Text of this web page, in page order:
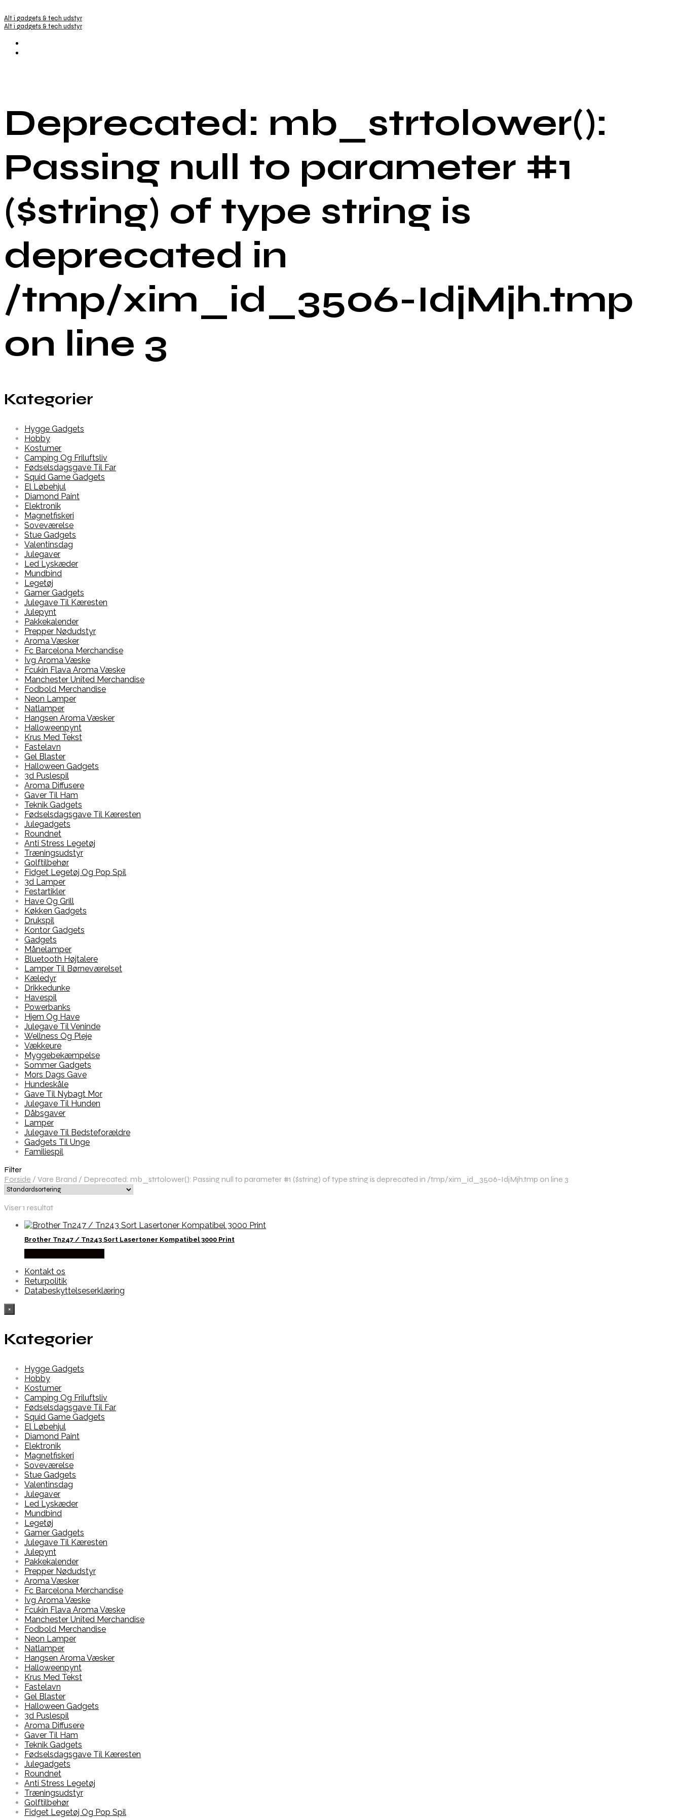
Alt i gadgets & tech udstyr
Alt i gadgets & tech udstyr
Deprecated: mb_strtolower():
Passing null to parameter #1
($string) of type string is
deprecated in
/tmp/xim_id_3506-IdjMjh.tmp
on line 3
Kategorier
Hygge Gadgets
Hobby
Kostumer
Camping Og Friluftsliv
Fødselsdagsgave Til Far
Squid Game Gadgets
El Løbehjul
Diamond Paint
Elektronik
Magnetfiskeri
Soveværelse
Stue Gadgets
Valentinsdag
Julegaver
Led Lyskæder
Mundbind
Legetøj
Gamer Gadgets
Julegave Til Kæresten
Julepynt
Pakkekalender
Prepper Nødudstyr
Aroma Væsker
Fc Barcelona Merchandise
Ivg Aroma Væske
Fcukin Flava Aroma Væske
Manchester United Merchandise
Fodbold Merchandise
Neon Lamper
Natlamper
Hangsen Aroma Væsker
Halloweenpynt
Krus Med Tekst
Fastelavn
Gel Blaster
Halloween Gadgets
3d Puslespil
Aroma Diffusere
Gaver Til Ham
Teknik Gadgets
Fødselsdagsgave Til Kæresten
Julegadgets
Roundnet
Anti Stress Legetøj
Træningsudstyr
Golftilbehør
Fidget Legetøj Og Pop Spil
3d Lamper
Festartikler
Have Og Grill
Køkken Gadgets
Drukspil
Kontor Gadgets
Gadgets
Månelamper
Bluetooth Højtalere
Lamper Til Børneværelset
Kæledyr
Drikkedunke
Havespil
Powerbanks
Hjem Og Have
Julegave Til Veninde
Wellness Og Pleje
Vækkeure
Myggebekæmpelse
Sommer Gadgets
Mors Dags Gave
Hundeskåle
Gave Til Nybagt Mor
Julegave Til Hunden
Dåbsgaver
Lamper
Julegave Til Bedsteforældre
Gadgets Til Unge
Familiespil
Filter
Forside / Vare Brand / Deprecated: mb_strtolower(): Passing null to parameter #1 ($string) of type string is deprecated in /tmp/xim_id_3506-IdjMjh.tmp on line 3
Viser 1 resultat
Brother Tn247 / Tn243 Sort Lasertoner Kompatibel 3000 Print
Kontakt os
Returpolitik
Databeskyttelseserklæring
×
Kategorier
Hygge Gadgets
Hobby
Kostumer
Camping Og Friluftsliv
Fødselsdagsgave Til Far
Squid Game Gadgets
El Løbehjul
Diamond Paint
Elektronik
Magnetfiskeri
Soveværelse
Stue Gadgets
Valentinsdag
Julegaver
Led Lyskæder
Mundbind
Legetøj
Gamer Gadgets
Julegave Til Kæresten
Julepynt
Pakkekalender
Prepper Nødudstyr
Aroma Væsker
Fc Barcelona Merchandise
Ivg Aroma Væske
Fcukin Flava Aroma Væske
Manchester United Merchandise
Fodbold Merchandise
Neon Lamper
Natlamper
Hangsen Aroma Væsker
Halloweenpynt
Krus Med Tekst
Fastelavn
Gel Blaster
Halloween Gadgets
3d Puslespil
Aroma Diffusere
Gaver Til Ham
Teknik Gadgets
Fødselsdagsgave Til Kæresten
Julegadgets
Roundnet
Anti Stress Legetøj
Træningsudstyr
Golftilbehør
Fidget Legetøj Og Pop Spil